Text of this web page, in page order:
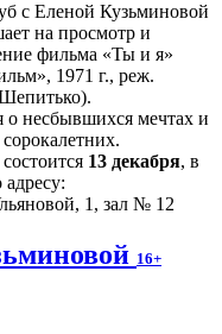
с Еленой Кузьминовой
на просмотр и
фильма «Ты и я»
1971 г., реж.
о несбывшихся мечтах и
13 декабря, в
адресу:
1, зал № 12
16+